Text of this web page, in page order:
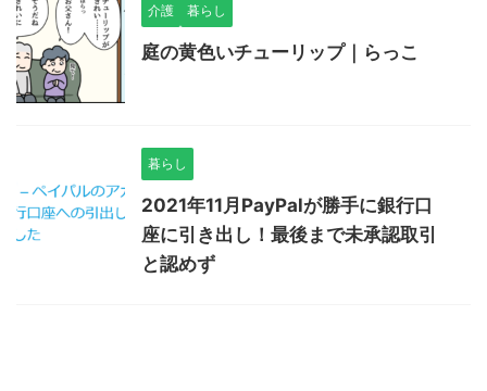
介護 暮らし
庭の黄色いチューリップ｜らっこ
暮らし
2021年11月PayPalが勝手に銀行口
座に引き出し！最後まで未承認取引
と認めず